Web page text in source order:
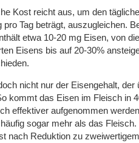
Kost reicht aus, um den
Tag beträgt, auszugleichen.
etwa 10-20 mg Eisen, von
Eisens bis auf 20-30%
nicht nur der Eisengehalt, der
kommt das Eisen im Fleisch in
effektiver aufgenommen
sogar mehr als das Fleisch.
nach Reduktion zu